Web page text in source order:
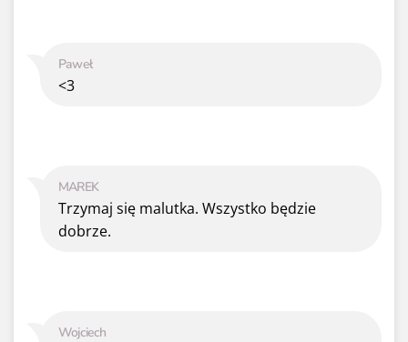
Wojciech
MAREK
Trzymaj się malutka. Wszystko będzie
dobrze.
Paweł
<3